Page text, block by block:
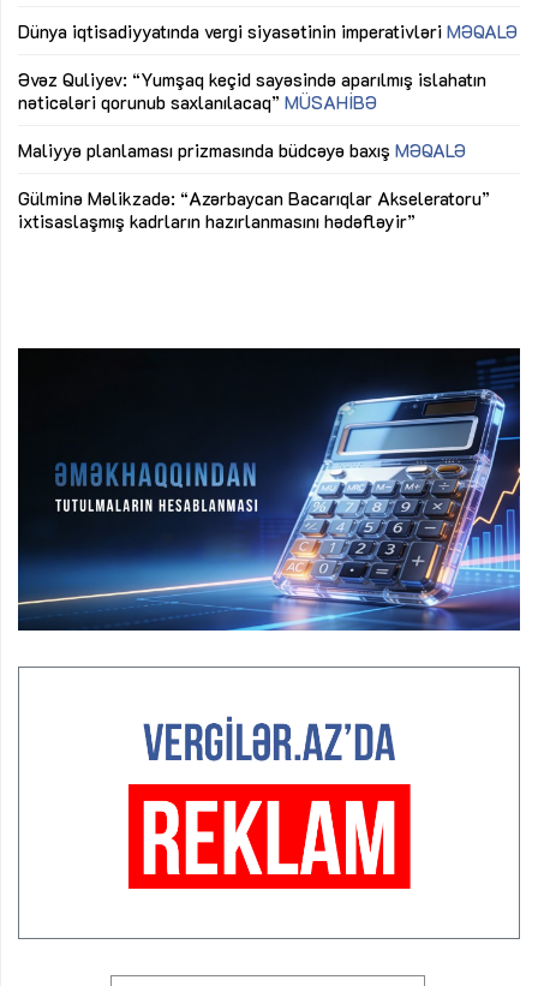
Dünya iqtisadiyyatında vergi siyasətinin imperativləri MƏQALƏ
Əvəz Quliyev: “Yumşaq keçid sayəsində aparılmış islahatın
nəticələri qorunub saxlanılacaq” MÜSAHİBƏ
Maliyyə planlaması prizmasında büdcəyə baxış MƏQALƏ
Gülminə Məlikzadə: “Azərbaycan Bacarıqlar Akseleratoru”
ixtisaslaşmış kadrların hazırlanmasını hədəfləyir”